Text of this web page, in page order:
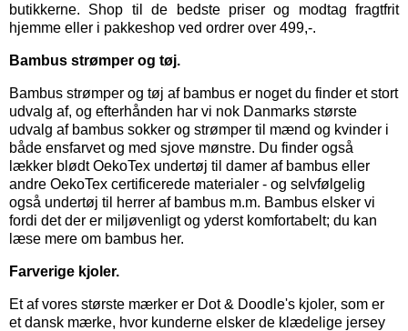
butikkerne. Shop til de bedste priser og modtag fragtfrit
hjemme eller i pakkeshop ved ordrer over 499,-.
Bambus strømper og tøj.
Bambus strømper og tøj af bambus er noget du finder et stort
udvalg af, og efterhånden har vi nok Danmarks største
udvalg af bambus sokker og strømper til mænd og kvinder i
både ensfarvet og med sjove mønstre. Du finder også
lækker blødt OekoTex undertøj til damer af bambus eller
andre OekoTex certificerede materialer - og selvfølgelig
også undertøj til herrer af bambus m.m. Bambus elsker vi
fordi det der er miljøvenligt og yderst komfortabelt; du kan
læse mere om bambus her.
Farverige kjoler.
Et af vores største mærker er Dot & Doodle's kjoler, som er
et dansk mærke, hvor kunderne elsker de klædelige jersey